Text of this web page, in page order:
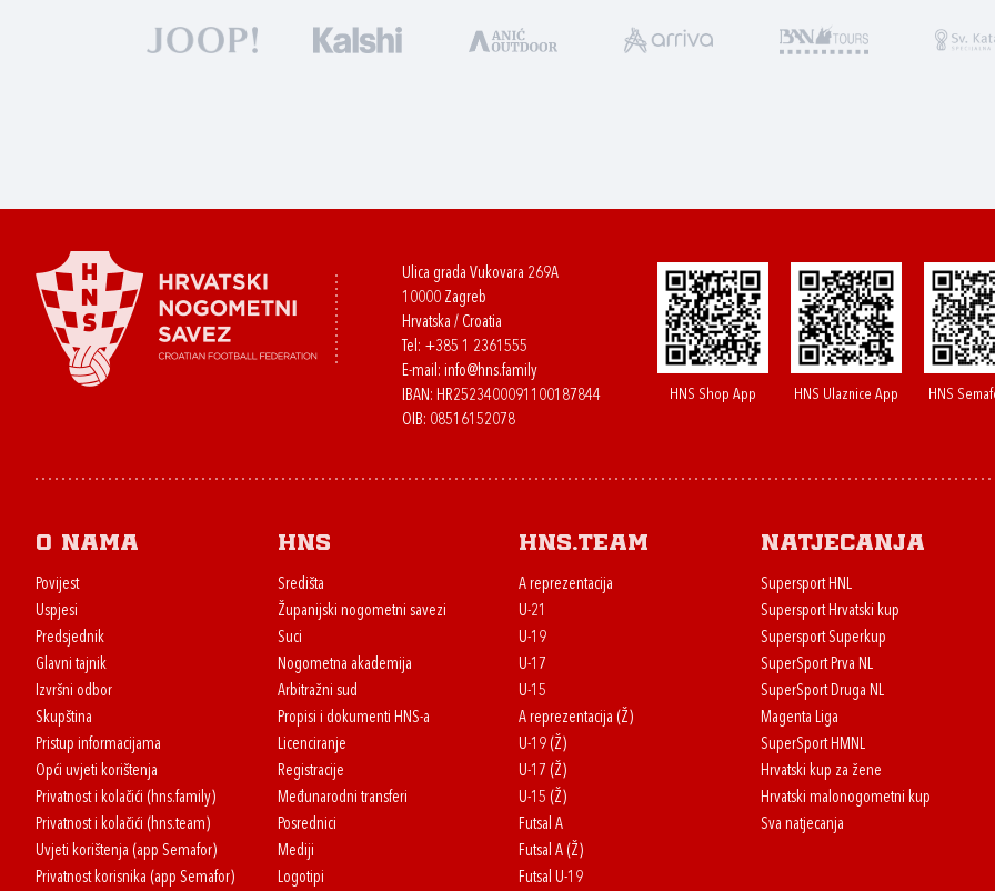
Ulica grada Vukovara 269A
10000 Zagreb
Hrvatska / Croatia
Tel: +385 1 2361555
E-mail: info@hns.family
IBAN: HR2523400091100187844
OIB: 08516152078
HNS Shop App HNS Ulaznice App HNS
O nama
Povijest
Uspjesi
Predsjednik
Glavni tajnik
Izvršni odbor
Skupština
Pristup informacijama
Opći uvjeti korištenja
Privatnost i kolačići (hns.family)
Privatnost i kolačići (hns.team)
Uvjeti korištenja (app Semafor)
Privatnost korisnika (app Semafor)
HNS
Središta
Županijski nogometni savezi
Suci
Nogometna akademija
Arbitražni sud
Propisi i dokumenti HNS-a
Licenciranje
Registracije
Međunarodni transferi
Posrednici
Mediji
Logotipi
HNS.team
A reprezentacija
U-21
U-19
U-17
U-15
A reprezentacija (Ž)
U-19 (Ž)
U-17 (Ž)
U-15 (Ž)
Futsal A
Futsal A (Ž)
Futsal U-19
Natjecanja
Supersport HNL
Supersport Hrvatski kup
Supersport Superkup
SuperSport Prva NL
SuperSport Druga NL
Magenta Liga
SuperSport HMNL
Hrvatski kup za žene
Hrvatski malonogometni kup
Sva natjecanja